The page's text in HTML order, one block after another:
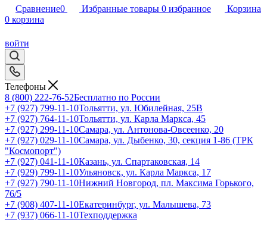
Сравнение0 Избранные товары 0 избранное
Корзина
0 корзина
войти
Телефоны
8 (800) 222-76-52Бесплатно по России
+7 (927) 799-11-10Тольятти, ул. Юбилейная, 25В
+7 (927) 764-11-10Тольятти, ул. Карла Маркса, 45
+7 (927) 299-11-10Самара, ул. Антонова-Овсеенко, 20
+7 (927) 029-11-10Самара, ул. Дыбенко, 30, секция 1-86 (ТРК
"Космопорт")
+7 (927) 041-11-10Казань, ул. Спартаковская, 14
+7 (929) 799-11-10Ульяновск, ул. Карла Маркса, 17
+7 (927) 790-11-10Нижний Новгород, пл. Максима Горького,
76/5
+7 (908) 407-11-10Екатеринбург, ул. Малышева, 73
+7 (937) 066-11-10Техподдержка